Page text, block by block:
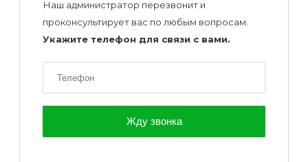
депиляции
сахаром
Виды
Наш администратор перезвонит и
проконсультирует вас по любым вопросам.
Укажите телефон для связи с вами.